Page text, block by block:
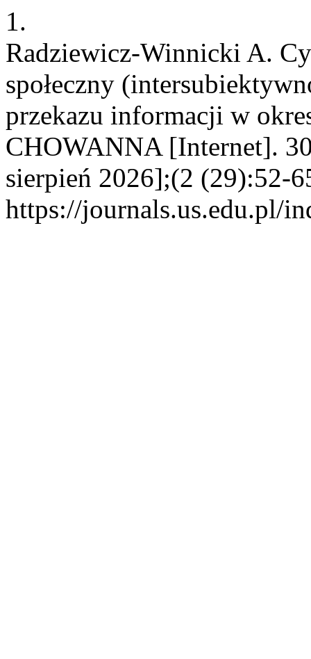
1.
Radziewicz-Winnicki A.
społeczny
przekazu informacji w
CHOWANNA [Internet].
sierpień 2026];(2 (29):52-
https://journals.us.edu.pl/